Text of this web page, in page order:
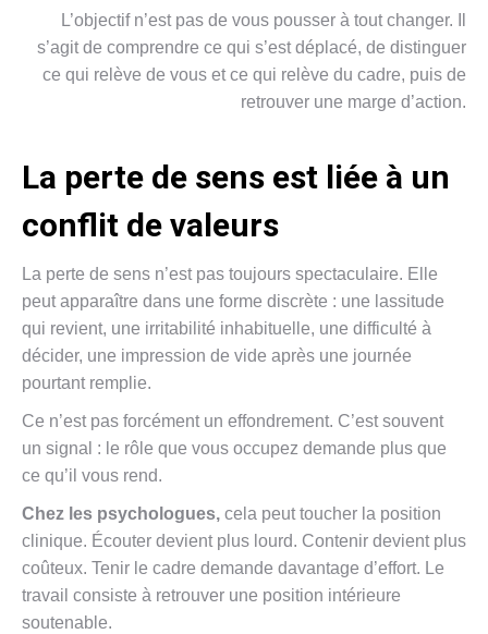
L’objectif n’est pas de vous pousser à tout changer. Il
s’agit de comprendre ce qui s’est déplacé, de distinguer
ce qui relève de vous et ce qui relève du cadre, puis de
retrouver une marge d’action.
La perte de sens est liée à un
conflit de valeurs
La perte de sens n’est pas toujours spectaculaire. Elle
peut apparaître dans une forme discrète : une lassitude
qui revient, une irritabilité inhabituelle, une difficulté à
décider, une impression de vide après une journée
pourtant remplie.
Ce n’est pas forcément un effondrement. C’est souvent
un signal : le rôle que vous occupez demande plus que
ce qu’il vous rend.
Chez les psychologues, cela peut toucher la position
clinique. Écouter devient plus lourd. Contenir devient plus
coûteux. Tenir le cadre demande davantage d’effort. Le
travail consiste à retrouver une position intérieure
soutenable.